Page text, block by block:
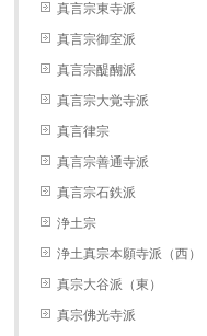
真言宗東寺派
真言宗御室派
真言宗醍醐派
真言宗大覚寺派
真言律宗
真言宗善通寺派
真言宗石鉄派
浄土宗
浄土真宗本願寺派（西）
真宗大谷派（東）
真宗佛光寺派